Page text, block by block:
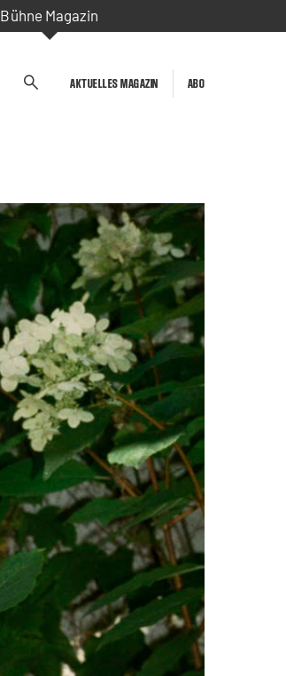
Bühne Magazin
AKTUELLES MAGAZIN ABO